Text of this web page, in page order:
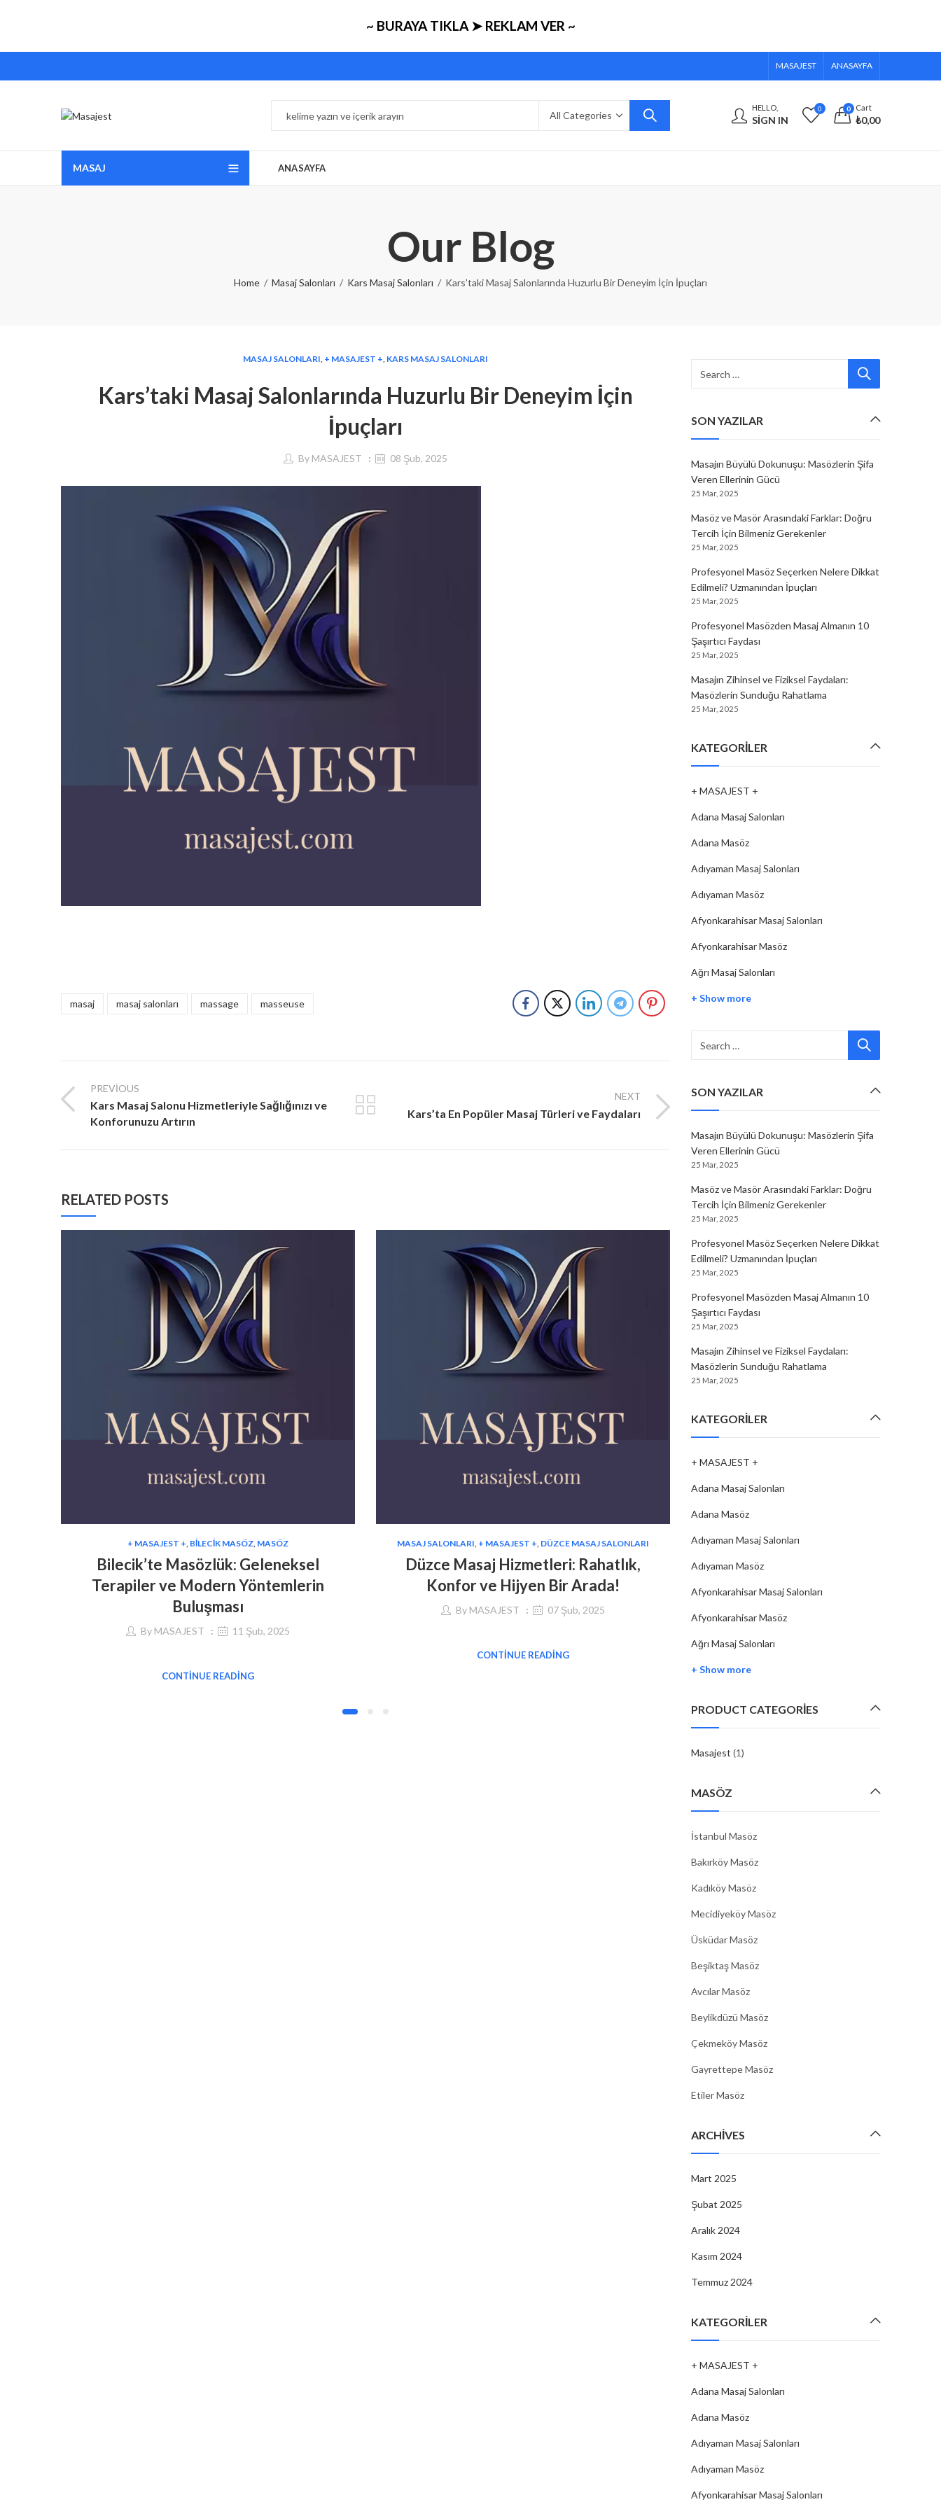
~ BURAYA TIKLA ➤ REKLAM VER ~
MASAJEST ANASAYFA
HELLO,
SIGN IN
0 0 Cart
₺0,00
MASAJ ANASAYFA
Our Blog
Home Masaj Salonları Kars Masaj Salonları Kars’taki Masaj Salonlarında Huzurlu Bir Deneyim İçin İpuçları
MASAJ SALONLARI, + MASAJEST +, KARS MASAJ SALONLARI
Kars’taki Masaj Salonlarında Huzurlu Bir Deneyim İçin
İpuçları
By MASAJEST 08 Şub, 2025
masaj masaj salonları massage masseuse
PREVIOUS
Kars Masaj Salonu Hizmetleriyle Sağlığınızı ve
Konforunuzu Artırın
NEXT
Kars’ta En Popüler Masaj Türleri ve Faydaları
RELATED POSTS
+ MASAJEST +, BILECIK MASÖZ, MASÖZ
Bilecik’te Masözlük: Geleneksel
Terapiler ve Modern Yöntemlerin
Buluşması
By MASAJEST 11 Şub, 2025
CONTINUE READING
MASAJ SALONLARI, + MASAJEST +, DÜZCE MASAJ SALONLARI
Düzce Masaj Hizmetleri: Rahatlık,
Konfor ve Hijyen Bir Arada!
By MASAJEST 07 Şub, 2025
CONTINUE READING
MASAJ SALONLARI
Zonguldak’ta Masaj: Farklı
Uygun En İyi Masaj Terapileri
Zonguldak, doğal güzellikleri ve huzurlu atmosferi ile
wellness seçeneği sunmaktadır. Masaj terapisi, hem
CONTINUE READING
SON YAZILAR
Masajın Büyülü Dokunuşu: Masözlerin Şifa
Veren Ellerinin Gücü
25 Mar, 2025
Masöz ve Masör Arasındaki Farklar: Doğru
Tercih İçin Bilmeniz Gerekenler
25 Mar, 2025
Profesyonel Masöz Seçerken Nelere Dikkat
Edilmeli? Uzmanından İpuçları
25 Mar, 2025
Profesyonel Masözden Masaj Almanın 10
Şaşırtıcı Faydası
25 Mar, 2025
Masajın Zihinsel ve Fiziksel Faydaları:
Masözlerin Sunduğu Rahatlama
25 Mar, 2025
KATEGORILER
+ MASAJEST +
Adana Masaj Salonları
Adana Masöz
Adıyaman Masaj Salonları
Adıyaman Masöz
Afyonkarahisar Masaj Salonları
Afyonkarahisar Masöz
Ağrı Masaj Salonları
+ Show more
SON YAZILAR
Masajın Büyülü Dokunuşu: Masözlerin Şifa
Veren Ellerinin Gücü
25 Mar, 2025
Masöz ve Masör Arasındaki Farklar: Doğru
Tercih İçin Bilmeniz Gerekenler
25 Mar, 2025
Profesyonel Masöz Seçerken Nelere Dikkat
Edilmeli? Uzmanından İpuçları
25 Mar, 2025
Profesyonel Masözden Masaj Almanın 10
Şaşırtıcı Faydası
25 Mar, 2025
Masajın Zihinsel ve Fiziksel Faydaları:
Masözlerin Sunduğu Rahatlama
25 Mar, 2025
KATEGORILER
+ MASAJEST +
Adana Masaj Salonları
Adana Masöz
Adıyaman Masaj Salonları
Adıyaman Masöz
Afyonkarahisar Masaj Salonları
Afyonkarahisar Masöz
Ağrı Masaj Salonları
+ Show more
PRODUCT CATEGORIES
Masajest (1)
MASÖZ
İstanbul Masöz
Bakırköy Masöz
Kadıköy Masöz
Mecidiyeköy Masöz
Üsküdar Masöz
Beşiktaş Masöz
Avcılar Masöz
Beylikdüzü Masöz
Çekmeköy Masöz
Gayrettepe Masöz
Etiler Masöz
ARCHIVES
Mart 2025
Şubat 2025
Aralık 2024
Kasım 2024
Temmuz 2024
KATEGORILER
+ MASAJEST +
Adana Masaj Salonları
Adana Masöz
Adıyaman Masaj Salonları
Adıyaman Masöz
Afyonkarahisar Masaj Salonları